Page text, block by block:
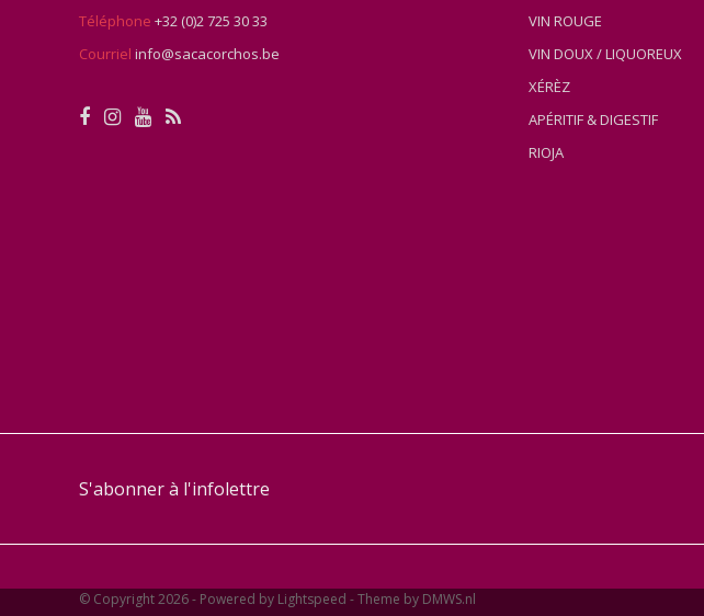
Téléphone +32 (0)2 725 30 33
Courriel info@sacacorchos.be
VIN ROUGE
VIN DOUX / LIQUOREUX
XÉRÈZ
APÉRITIF & DIGESTIF
RIOJA
S'abonner à l'infolettre
© Copyright 2026 - Powered by Lightspeed - Theme by DMWS.nl